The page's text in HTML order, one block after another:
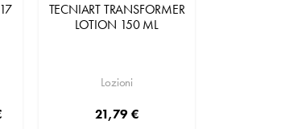
TECNIART TRANSFORMER
LOTION 150 ML
Lozioni
21,79 €